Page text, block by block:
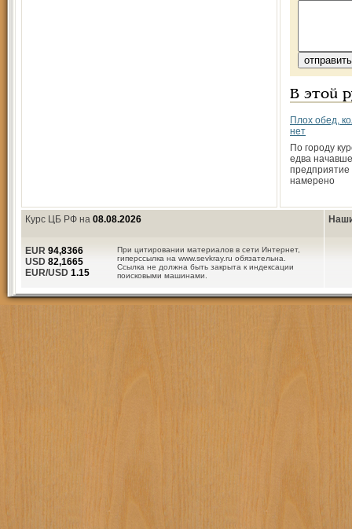
В этой
Плох обед,
нет
По городу
едва
предприятие
намерено
Курс ЦБ РФ на 08.08.2026
При цитировании материалов в сети Интернет,
гиперссылка на www.sevkray.ru обязательна.
Ссылка не должна быть закрыта к индексации
поисковыми машинами.
EUR 94,8366
USD 82,1665
EUR/USD 1.15